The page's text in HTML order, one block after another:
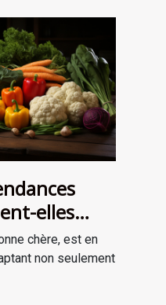
elles
chère, est en
non seulement